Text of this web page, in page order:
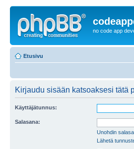
no code app
Etusivu
Kirjaudu sisään katsoaksesi tätä
Käyttäjätunnus:
Salasana:
Unohdin
Lähetä